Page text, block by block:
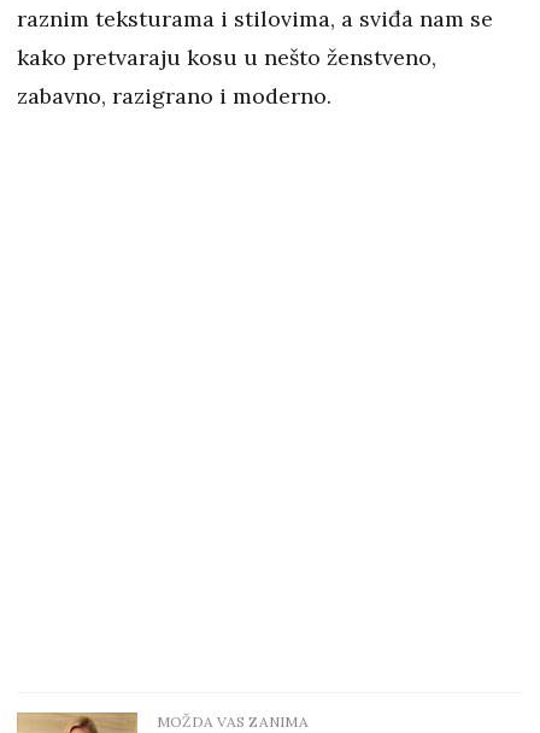
raznim teksturama i stilovima, a sviđa nam se
kako pretvaraju kosu u nešto ženstveno,
zabavno, razigrano i moderno.
MOŽDA VAS ZANIMA